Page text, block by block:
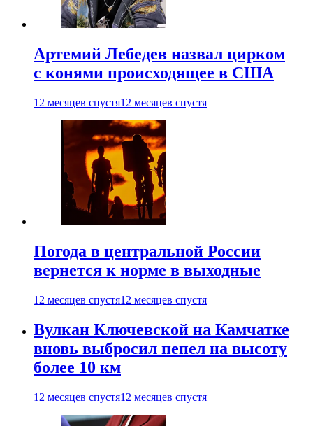
Артемий Лебедев назвал цирком
с конями происходящее в США
12 месяцев спустя12 месяцев спустя
Погода в центральной России
вернется к норме в выходные
12 месяцев спустя12 месяцев спустя
Вулкан Ключевской на Камчатке
вновь выбросил пепел на высоту
более 10 км
12 месяцев спустя12 месяцев спустя